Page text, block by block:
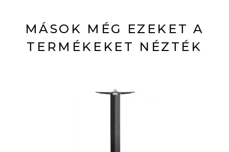
MÁSOK MÉG EZEKET A
TERMÉKEKET NÉZTÉK